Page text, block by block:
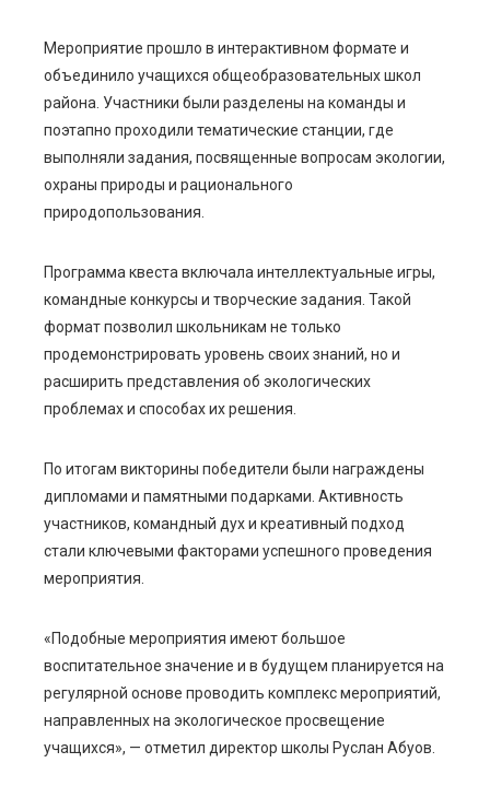
Мероприятие прошло в интерактивном формате и
объединило учащихся общеобразовательных школ
района. Участники были разделены на команды и
поэтапно проходили тематические станции, где
выполняли задания, посвященные вопросам экологии,
охраны природы и рационального
природопользования.
Программа квеста включала интеллектуальные игры,
командные конкурсы и творческие задания. Такой
формат позволил школьникам не только
продемонстрировать уровень своих знаний, но и
расширить представления об экологических
проблемах и способах их решения.
По итогам викторины победители были награждены
дипломами и памятными подарками. Активность
участников, командный дух и креативный подход
стали ключевыми факторами успешного проведения
мероприятия.
«Подобные мероприятия имеют большое
воспитательное значение и в будущем планируется на
регулярной основе проводить комплекс мероприятий,
направленных на экологическое просвещение
учащихся», — отметил директор школы Руслан Абуов.